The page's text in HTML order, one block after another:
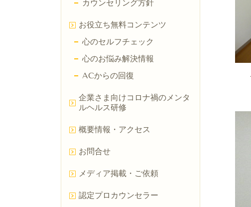
カウンセリング方針
お役立ち無料コンテンツ
心のセルフチェック
心のお悩み解決情報
ACからの回復
企業さま向けコロナ禍のメンタ
ルヘルス研修
概要情報・アクセス
お問合せ
メディア掲載・ご依頼
認定プロカウンセラー